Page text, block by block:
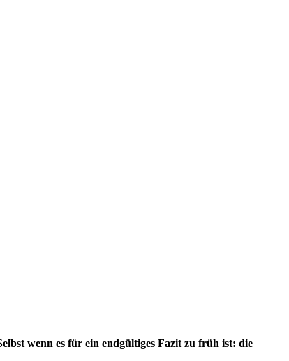
wenn es für ein endgültiges Fazit zu früh ist: die